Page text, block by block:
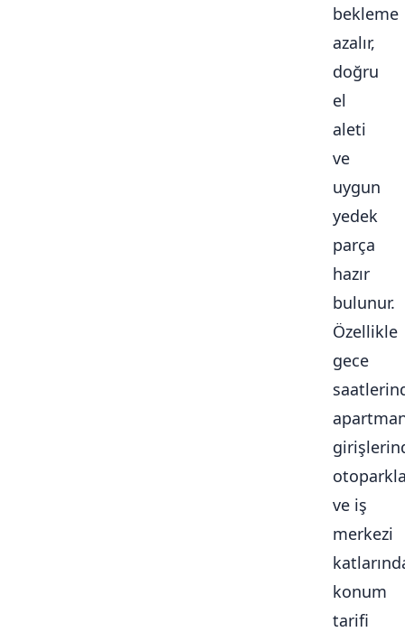
bekleme
azalır,
doğru
el
aleti
ve
uygun
yedek
parça
hazır
bulunur.
Özellikle
gece
ve iş
merkezi
konum
tarifi